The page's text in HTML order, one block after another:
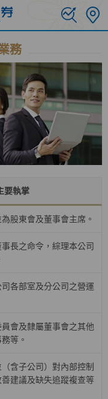
務
要執掌
股東會及董事會主席。
長之命令，綜理本公司
各部室及分公司之營運
會及隸屬董事會之其他
等。
含子公司）對內部控制
建議及缺失追蹤複查等